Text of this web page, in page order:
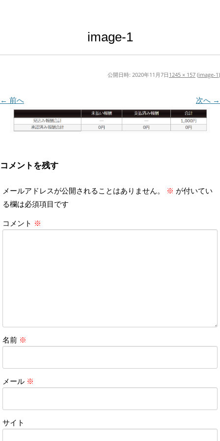
image-1
公開日時: 2020年11月7日 1245 × 157 (image-1)
← 前へ 次へ →
コメントを残す
メールアドレスが公開されることはありません。 ※ が付いてい
る欄は必須項目です
コメント ※
名前 ※
メール ※
サイト